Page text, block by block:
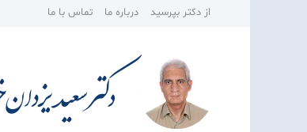
از دکتر بپرسید درباره ما تماس با ما